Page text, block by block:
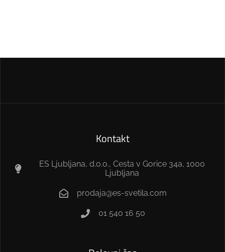
Kontakt
ES Ljubljana, d.o.o., Cesta v Gorice 34a, 1000
Ljubljana
prodaja@es-svetila.com
01 540 16 50